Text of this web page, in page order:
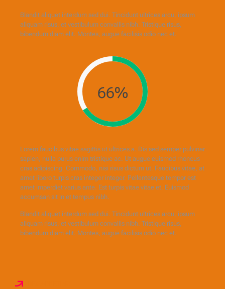
Blandit aliquet interdum sed dui. Tincidunt ultrices arcu, ipsum
aliquam risus, et vestibulum convallis nibh. Tristique risus,
bibendum diam elit. Montes, augue facilisis odio nec et.
66%
Lorem faucibus vitae sagittis ut ultrices a. Dis sed semper pulvinar
sapien, nulla purus enim tristique ac. Ut augue euismod rhoncus
cras adipiscing. Commodo, nisi risus dictum ut. Faucibus vitae, at
amet libero turpis cras integer integer. Pellentesque tempor est
amet imperdiet varius ante. Est turpis vitae vitae et. Euismod
accumsan sit in et tempus nibh.
Blandit aliquet interdum sed dui. Tincidunt ultrices arcu, ipsum
aliquam risus, et vestibulum convallis nibh. Tristique risus,
bibendum diam elit. Montes, augue facilisis odio nec et.